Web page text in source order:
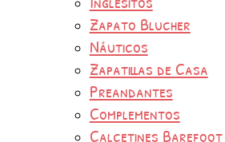
Zapato Blucher
Náuticos
Zapatillas de Casa
Preandantes
Complementos
Calcetines Barefoot